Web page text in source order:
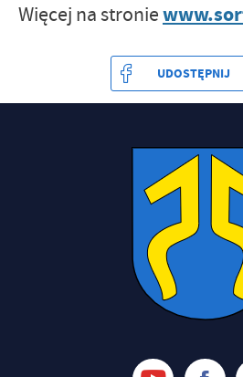
Więcej na stronie
UDOSTĘPNIJ